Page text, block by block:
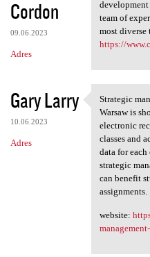
Cordon
09.06.2023
Adres
development
team of
most diverse
https://
Gary Larry
10.06.2023
Adres
Strategic
Strategic
Warsaw is
electronic
classes and
data for
strategic
can benefit
assignments.
website: